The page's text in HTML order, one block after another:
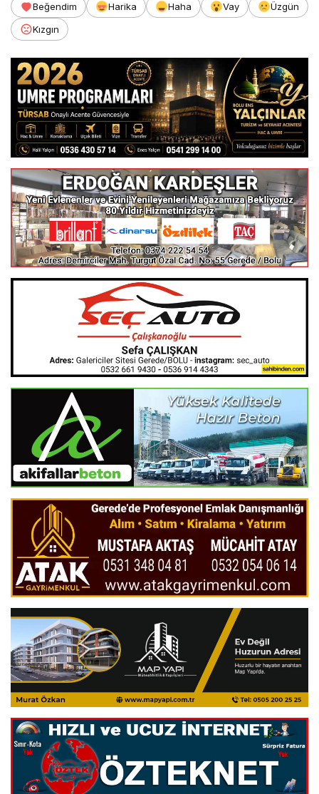
Beğendim Harika Haha Vay
Üzgün
Kızgın